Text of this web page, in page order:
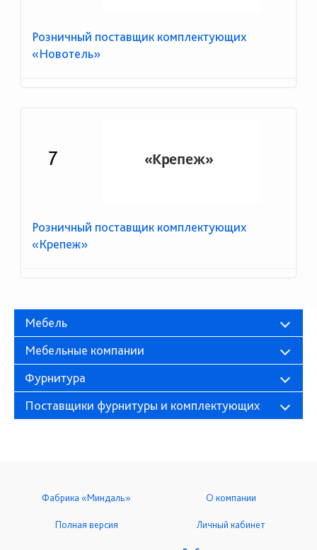
Розничный поставщик комплектующих
«Новотель»
7
Розничный поставщик комплектующих
«Крепеж»
Мебель
Мебельные компании
Фурнитура
Поставщики фурнитуры и комплектующих
Фабрика «Миндаль» О компании
Полная версия Личный кабинет